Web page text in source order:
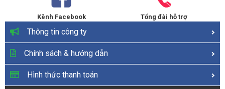
Kênh Facebook Tổng đài hỗ trợ
Thông tin công ty
Chính sách & hướng dẫn
Hình thức thanh toán